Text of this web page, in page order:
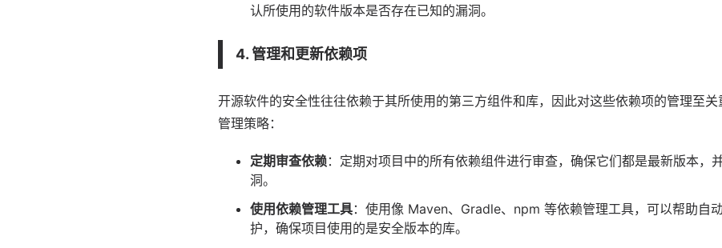
认所使用的软件版本是否存在已知的漏洞。
4. 管理和更新依赖项
开源软件的安全性往往依赖于其所使用的第三方组件和库，因此对这些依赖项的管理至
管理策略：
定期审查依赖：定期对项目中的所有依赖组件进行审查，确保它们都是最新版本，
洞。
使用依赖管理工具：使用像 Maven、Gradle、npm 等依赖管理工具，可以帮助自
护，确保项目使用的是安全版本的库。